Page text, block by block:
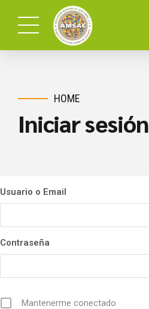
HOME
Iniciar sesión
Usuario o Email
Contraseña
Mantenerme conectado